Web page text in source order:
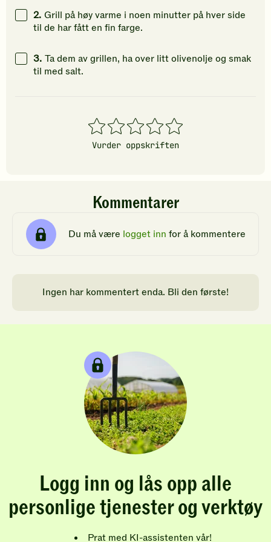
2. Grill på høy varme i noen minutter på hver side
til de har fått en fin farge.
3. Ta dem av grillen, ha over litt olivenolje og smak
til med salt.
1
stjerner
2
stjerner
3
stjerner
4
stjerner
5
stjerner
Vurder oppskriften
Kommentarer
Du må være logget inn for å kommentere
Ingen har kommentert enda. Bli den første!
Logg inn og lås opp alle
personlige tjenester og verktøy
Prat med KI-assistenten vår!